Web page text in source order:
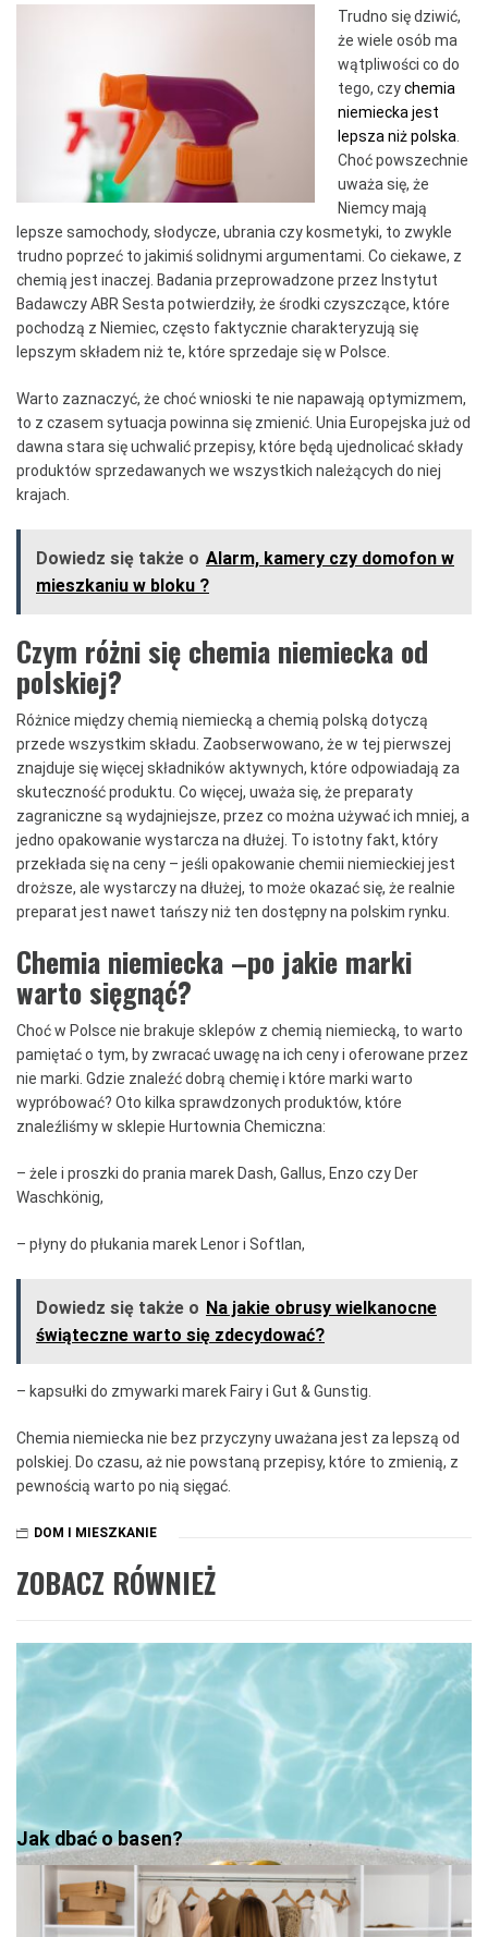
Trudno się dziwić,
że wiele osób ma
wątpliwości co do
tego, czychemia
niemiecka jest
lepsza niż polska
Choć powszechnie
uważa się, że
Niemcy mają
lepsze samochody, słodycze, ubrania czy kosmetyki, to zwykle
trudno poprzeć to jakimiś solidnymi argumentami. Co ciekawe, z
chemią jest inaczej. Badania przeprowadzone przez Instytut
Badawczy ABR Sesta potwierdziły, że środki czyszczące, które
pochodzą z Niemiec, często faktycznie charakteryzują się
lepszym składem niż te, które sprzedaje się w Polsce.
Warto zaznaczyć, że choć wnioski te nie napawają optymizmem,
to z czasem sytuacja powinna się zmienić. Unia Europejska już od
dawna stara się uchwalić przepisy, które będą ujednolicać składy
produktów sprzedawanych we wszystkich należących do niej
krajach.
Dowiedz się także o Alarm, kamery czy domofon w
mieszkaniu w bloku ?
Czym różni się chemia niemiecka od
polskiej?
Różnice między chemią niemiecką a chemią polską dotyczą
przede wszystkim składu. Zaobserwowano, że w tej pierwszej
znajduje się więcej składników aktywnych, które odpowiadają za
skuteczność produktu. Co więcej, uważa się, że preparaty
zagraniczne są wydajniejsze, przez co można używać ich mniej, a
jedno opakowanie wystarcza na dłużej. To istotny fakt, który
przekłada się na ceny – jeśli opakowanie chemii niemieckiej jest
droższe, ale wystarczy na dłużej, to może okazać się, że realnie
preparat jest nawet tańszy niż ten dostępny na polskim rynku.
Chemia niemiecka –po jakie marki
warto sięgnąć?
Choć w Polsce nie brakuje sklepów z chemią niemiecką, to warto
pamiętać o tym, by zwracać uwagę na ich ceny i oferowane przez
nie marki. Gdzie znaleźć dobrą chemię i które marki warto
wypróbować? Oto kilka sprawdzonych produktów, które
znaleźliśmy w sklepie Hurtownia Chemiczna:
– żele i proszki do prania marek Dash, Gallus, Enzo czy Der
Waschkönig,
– płyny do płukania marek Lenor i Softlan,
Dowiedz się także o Na jakie obrusy wielkanocne
świąteczne warto się zdecydować?
– kapsułki do zmywarki marek Fairy i Gut & Gunstig.
Chemia niemiecka nie bez przyczyny uważana jest za lepszą od
polskiej. Do czasu, aż nie powstaną przepisy, które to zmienią, z
pewnością warto po nią sięgać.
DOM I MIESZKANIE
ZOBACZ RÓWNIEŻ
Jak dbać o basen?